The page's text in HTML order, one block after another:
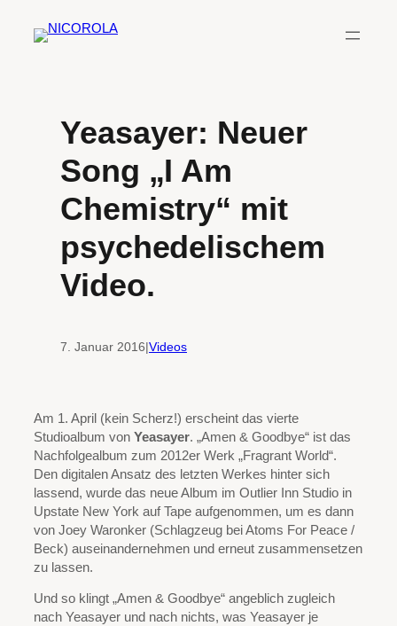
Inhalt
Yeasayer: Neuer
Song „I Am
Chemistry“ mit
psychedelischem
Video.
7. Januar 2016|Videos
Am 1. April (kein Scherz!) erscheint das vierte
Studioalbum von Yeasayer. „Amen & Goodbye“ ist das
Nachfolgealbum zum 2012er Werk „Fragrant World“.
Den digitalen Ansatz des letzten Werkes hinter sich
lassend, wurde das neue Album im Outlier Inn Studio in
Upstate New York auf Tape aufgenommen, um es dann
von Joey Waronker (Schlagzeug bei Atoms For Peace /
Beck) auseinandernehmen und erneut zusammensetzen
zu lassen.
Und so klingt „Amen & Goodbye“ angeblich zugleich
nach Yeasayer und nach nichts, was Yeasayer je